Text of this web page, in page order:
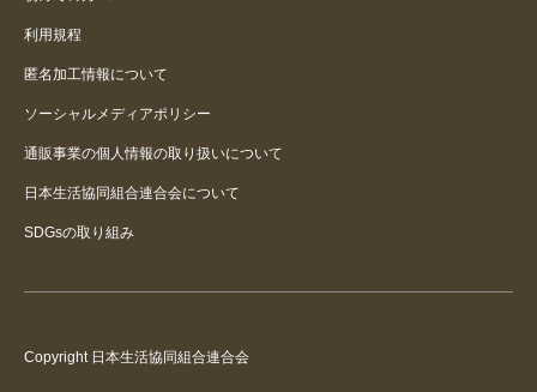
利用規程
匿名加工情報について
ソーシャルメディアポリシー
通販事業の個人情報の取り扱いについて
日本生活協同組合連合会について
SDGsの取り組み
Copyright 日本生活協同組合連合会